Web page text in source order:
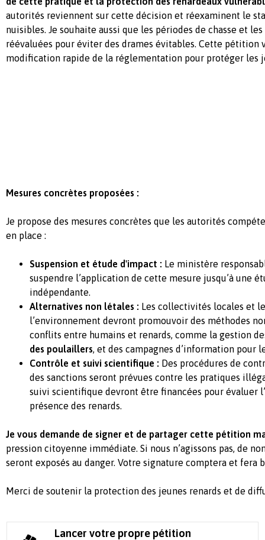
autorités reviennent sur cette décision et réexaminent le
nuisibles. Je souhaite aussi que les périodes de chasse et
réévaluées pour éviter des drames évitables. Cette pétition
modification rapide de la réglementation pour protéger les
Mesures concrètes proposées :
Je propose des mesures concrètes que les autorités
en place :
Suspension et étude d'impact : Le ministère
suspendre l’application de cette mesure jusqu’à une
indépendante.
Alternatives non létales : Les collectivités locales et
l’environnement devront promouvoir des méthodes
conflits entre humains et renards, comme la gestion
des poulaillers, et des campagnes d’information pour
Contrôle et suivi scientifique : Des procédures de
des sanctions seront prévues contre les pratiques
suivi scientifique devront être financées pour évaluer
présence des renards.
Je vous demande de signer et de partager cette pétition
pression citoyenne immédiate. Si nous n’agissons pas, de
seront exposés au danger. Votre signature comptera et fera
Merci de soutenir la protection des jeunes renards et de
Lancer votre propre pétition